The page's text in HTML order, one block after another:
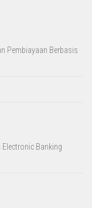
Pembiayaan Berbasis
Banking